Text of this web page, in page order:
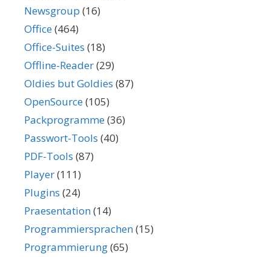
Newsgroup (16)
Office(464)
Office-Suites (18)
Offline-Reader(29)
Oldies but Goldies (87)
OpenSource(105)
Packprogramme(36)
Passwort-Tools (40)
PDF-Tools (87)
Player(111)
Plugins (24)
Praesentation(14)
Programmiersprachen(15)
Programmierung(65)